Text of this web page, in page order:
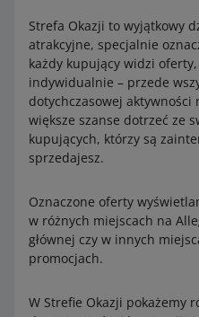
Supermarket –Alkohol
Sport i turystyka –
(253967)
Sport i turystyka –
Sport i turystyka –
Dom i Ogród –
okolicznościowe –
Kolekcje i sztuka –
(47957)
Dziecko – Karmienie
Mleka modyfikowane –
Strefa Okazji to wyjątkowy
atrakcyjne, specjalnie
każdy kupujący widzi
indywidualnie – przede
dotychczasowej aktywności
większe szanse dotrzeć ze
kupujących, którzy są
sprzedajesz.
Oznaczone oferty
w różnych miejscach na
głównej czy w innych
promocjach.
W Strefie Okazji pokażemy